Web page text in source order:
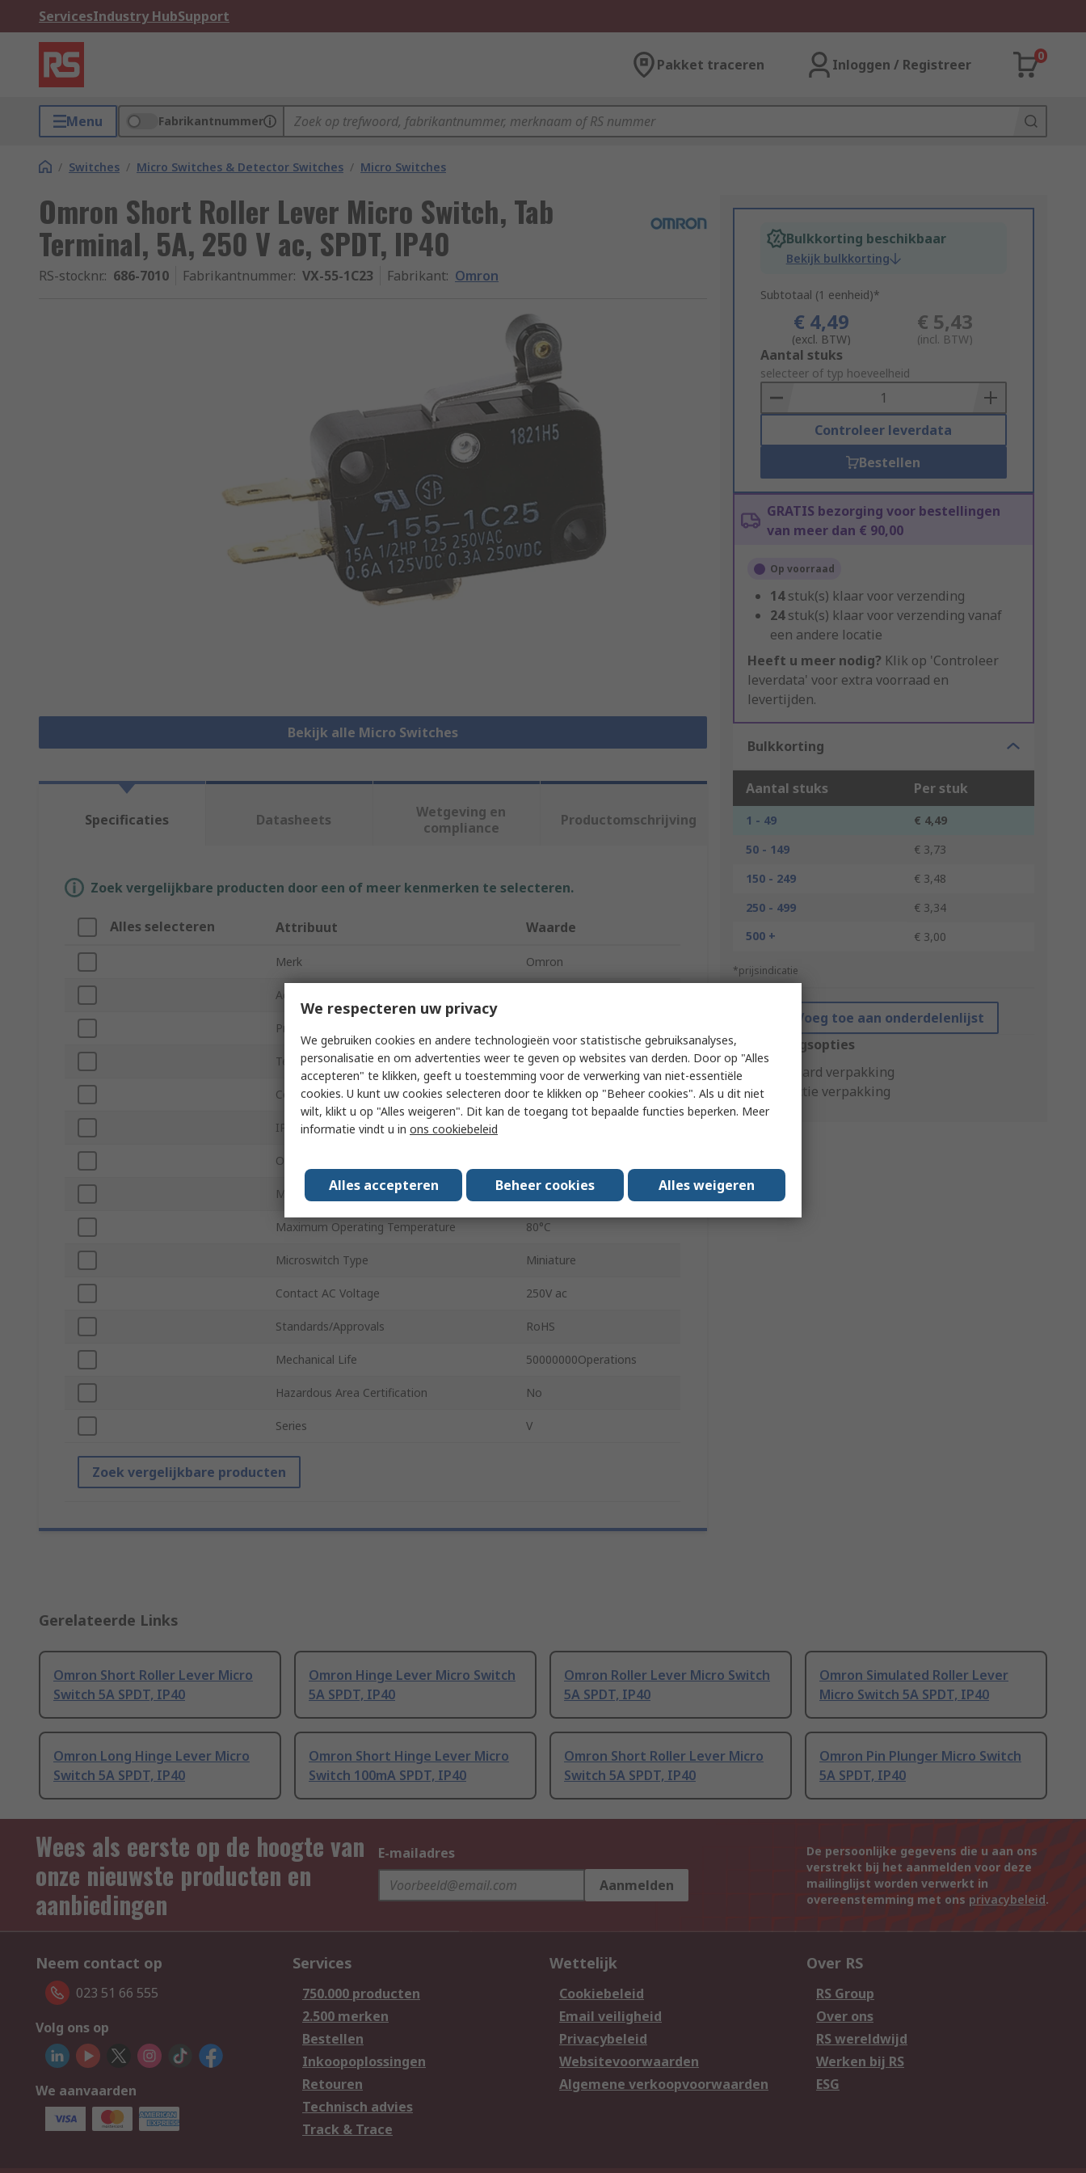
ServicesIndustry HubSupport
Pakket traceren Inloggen / Registreer
0
Menu Fabrikantnummer
/ Switches / Micro Switches & Detector Switches / Micro Switches
Omron Short Roller Lever Micro Switch, Tab
Terminal, 5A, 250 V ac, SPDT, IP40
RS-stocknr.: 686-7010 Fabrikantnummer: VX-55-1C23 Fabrikant: Omron
Bekijk alle Micro Switches
Bulkkorting beschikbaar
Bekijk bulkkorting
Subtotaal (1 eenheid)*
€ 4,49
(excl. BTW)
€ 5,43
(incl. BTW)
Add
to
Basket
Aantal stuks
selecteer of typ hoeveelheid
Controleer leverdata
Bestellen
GRATIS bezorging voor bestellingen
van meer dan € 90,00
Op voorraad
14stuk(s) klaar voor verzending
24stuk(s) klaar voor verzending vanaf
een andere locatie
Heeft u meer nodig? Klik op 'Controleer
leverdata' voor extra voorraad en
levertijden.
Bulkkorting
Aantal stuks Per stuk
1 - 49
€ 4,49
50 - 149
€ 3,73
150 - 249
€ 3,48
250 - 499
€ 3,34
500 +
€ 3,00
*prijsindicatie
Voeg toe aan onderdelenlijst
Verpakkingsopties
Standaard verpakking
Productie verpakking
Specificaties Datasheets
Wetgeving en
compliance
Productomschrijving
Zoek vergelijkbare producten door een of meer kenmerken te selecteren.
Alles selecteren Attribuut Waarde
Merk Omron
Actuator Type
Product Type
Terminal Type Tab
Contact Configuration SPDT
IP Rating
Operating Force
Minimum Operating Temperature -25°C
Maximum Operating Temperature 80°C
Microswitch Type Miniature
Contact AC Voltage 250V ac
Standards/Approvals RoHS
Mechanical Life 50000000Operations
Hazardous Area Certification No
Series V
Zoek vergelijkbare producten
Gerelateerde Links
Omron Short Roller Lever Micro
Switch 5A SPDT, IP40
Omron Hinge Lever Micro Switch
5A SPDT, IP40
Omron Roller Lever Micro Switch
5A SPDT, IP40
Omron Simulated Roller Lever
Micro Switch 5A SPDT, IP40
Omron Long Hinge Lever Micro
Switch 5A SPDT, IP40
Omron Short Hinge Lever Micro
Switch 100mA SPDT, IP40
Omron Short Roller Lever Micro
Switch 5A SPDT, IP40
Omron Pin Plunger Micro Switch
5A SPDT, IP40
Wees als eerste op de hoogte van
onze nieuwste producten en
aanbiedingen
E-mailadres
Aanmelden
De persoonlijke gegevens die u aan ons
verstrekt bij het aanmelden voor deze
mailinglijst worden verwerkt in
overeenstemming met ons privacybeleid.
Neem contact op
023 51 66 555
Volg ons op
We aanvaarden
Services
750.000 producten
2.500 merken
Bestellen
Inkoopoplossingen
Retouren
Technisch advies
Track & Trace
Wettelijk
Cookiebeleid
Email veiligheid
Privacybeleid
Websitevoorwaarden
Algemene verkoopvoorwaarden
Over RS
RS Group
Over ons
RS wereldwijd
Werken bij RS
ESG
We respecteren uw privacy
We gebruiken cookies en andere technologieën voor statistische gebruiksanalyses,
personalisatie en om advertenties weer te geven op websites van derden. Door op "Alles
accepteren" te klikken, geeft u toestemming voor de verwerking van niet-essentiële
cookies. U kunt uw cookies selecteren door te klikken op "Beheer cookies". Als u dit niet
wilt, klikt u op "Alles weigeren". Dit kan de toegang tot bepaalde functies beperken. Meer
informatie vindt u in ons cookiebeleid
Alles accepteren Beheer cookies Alles weigeren